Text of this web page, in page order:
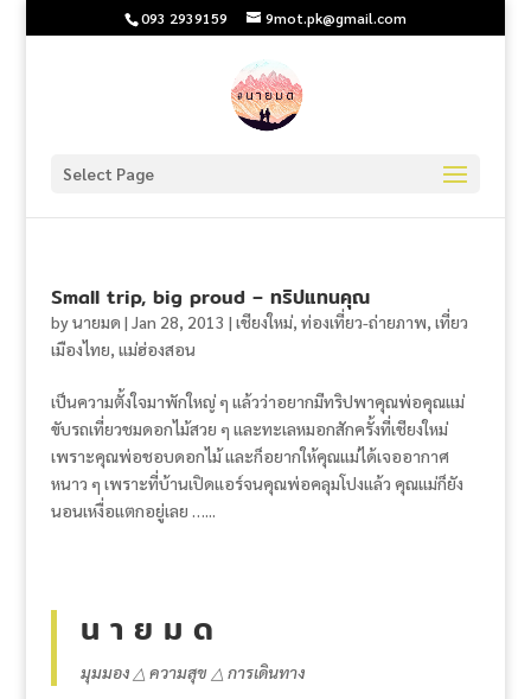
093 2939159 9mot.pk@gmail.com
Select Page
Small trip, big proud – ทริปแทนคุณ
byนายมด | Jan 28, 2013 | เชียงใหม่, ท่องเที่ยว-ถ่ายภาพ, เที่ยว
เมืองไทย, แม่ฮ่องสอน
เป็นความตั้งใจมาพักใหญ่ ๆ แล้วว่าอยากมีทริปพาคุณพ่อคุณแม่
ขับรถเที่ยวชมดอกไม้สวย ๆ และทะเลหมอกสักครั้งที่เชียงใหม่
เพราะคุณพ่อชอบดอกไม้ และก็อยากให้คุณแม่ได้เจออากาศ
หนาว ๆ เพราะที่บ้านเปิดแอร์จนคุณพ่อคลุมโปงแล้ว คุณแม่ก็ยัง
นอนเหงื่อแตกอยู่เลย …...
น า ย ม ด
มุมมอง △ ความสุข △ การเดินทาง